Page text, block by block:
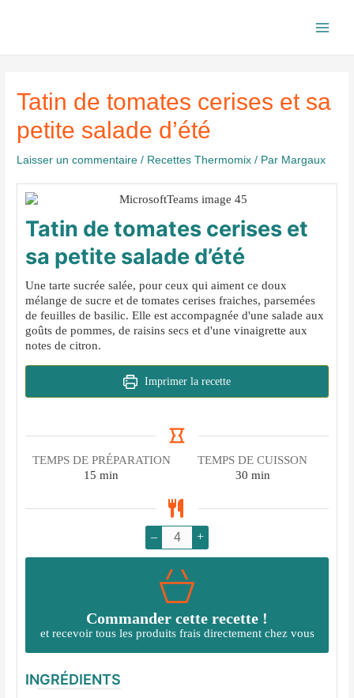
Tatin de tomates cerises et sa
petite salade d’été
Laisser un commentaire / Recettes Thermomix / Par Margaux
Tatin de tomates cerises et
sa petite salade d’été
Une tarte sucrée salée, pour ceux qui aiment ce doux
mélange de sucre et de tomates cerises fraiches, parsemées
de feuilles de basilic. Elle est accompagnée d'une salade aux
goûts de pommes, de raisins secs et d'une vinaigrette aux
notes de citron.
Imprimer la recette
TEMPS DE PRÉPARATION
15 minutes
min
TEMPS DE CUISSON
30minutes
min
– +
Commander cette recette !
et recevoir tous les produits frais directement chez vous
INGRÉDIENTS